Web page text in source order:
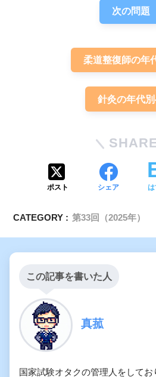
次の問題
柔道整復師の年
針灸の年代
ポスト シェア
CATEGORY : 第33回（2025年）
この記事を書いた人
真菰
国家試験オタクの管理人をしてお